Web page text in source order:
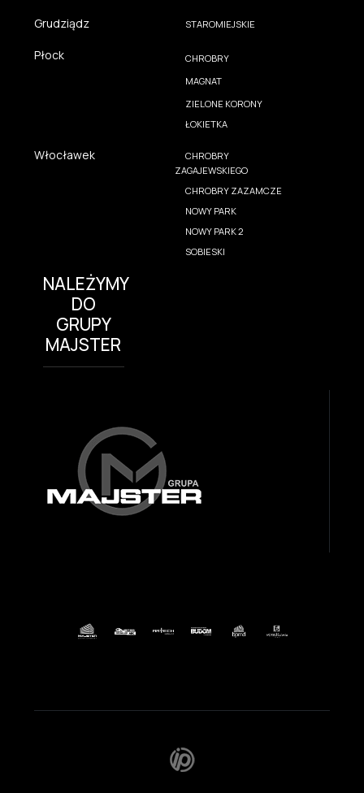
Grudziądz STAROMIEJSKIE
Płock
CHROBRY
MAGNAT
ZIELONE KORONY
ŁOKIETKA
Włocławek
CHROBRY
ZAGAJEWSKIEGO
CHROBRY ZAZAMCZE
NOWY PARK
NOWY PARK 2
SOBIESKI
NALEŻYMY
DO
GRUPY
MAJSTER